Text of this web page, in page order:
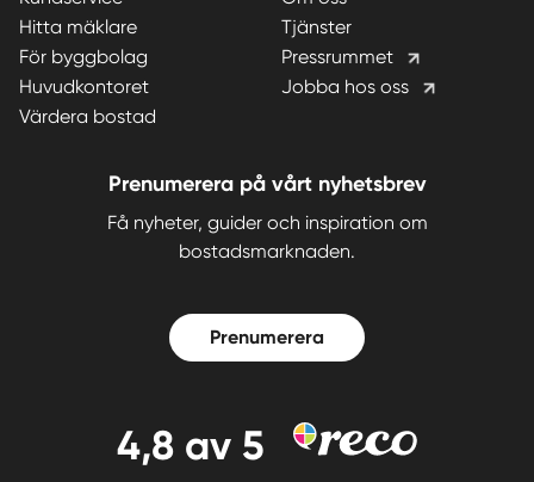
Hitta mäklare
För byggbolag
Huvudkontoret
Värdera bostad
Tjänster
Pressrummet
Jobba hos oss
Prenumerera på vårt nyhetsbrev
Få nyheter, guider och inspiration om
bostadsmarknaden.
Prenumerera
4,8 av 5